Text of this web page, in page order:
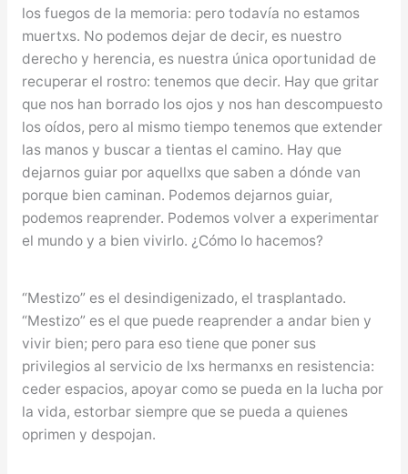
los fuegos de la memoria: pero todavía no estamos
muertxs. No podemos dejar de decir, es nuestro
derecho y herencia, es nuestra única oportunidad de
recuperar el rostro: tenemos que decir. Hay que gritar
que nos han borrado los ojos y nos han descompuesto
los oídos, pero al mismo tiempo tenemos que extender
las manos y buscar a tientas el camino. Hay que
dejarnos guiar por aquellxs que saben a dónde van
porque bien caminan. Podemos dejarnos guiar,
podemos reaprender. Podemos volver a experimentar
el mundo y a bien vivirlo. ¿Cómo lo hacemos?
“Mestizo” es el desindigenizado, el trasplantado.
“Mestizo” es el que puede reaprender a andar bien y
vivir bien; pero para eso tiene que poner sus
privilegios al servicio de lxs hermanxs en resistencia:
ceder espacios, apoyar como se pueda en la lucha por
la vida, estorbar siempre que se pueda a quienes
oprimen y despojan.